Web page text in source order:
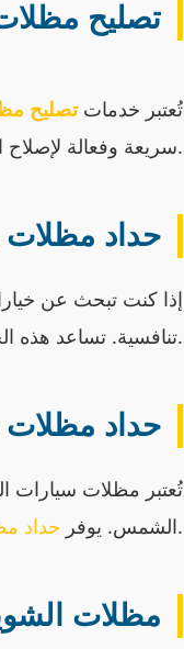
تصليح
تُعتبر خدماتتصليح
سريعة وفعالة لإصلاح المظلات التالفة واستعادة وظائفها.
حداد
إذا كنت تبحث عن
تنافسية. تساعد هذه الخيارات في تلبية احتياجات الأفراد مع الحفاظ على الجودة.
حداد مظلات
تُعتبر مظلات سيارات
الشمس. يوفر حداد سيارات تصاميم تلبي متطلبات العملاء المختلفة.
مظلات